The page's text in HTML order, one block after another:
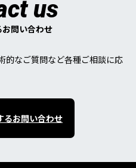
us
問い合わせ
的なご質問など各種ご相談に応
るお問い合わせ